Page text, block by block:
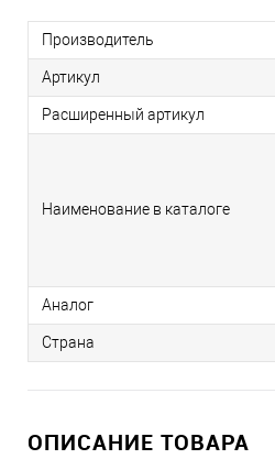
Производитель
Артикул
Расширенный артикул
Наименование в каталоге
Аналог
Страна
ОПИСАНИЕ ТОВАРА